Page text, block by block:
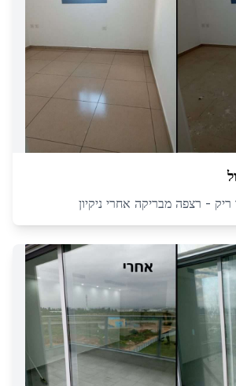
ריק - רצפה מבריקה אחרי ניקיון